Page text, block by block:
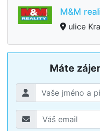
M&M
ulice
Máte